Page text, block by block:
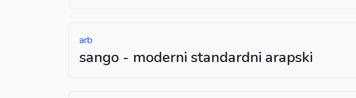
arb
sango - moderni standardni arapski